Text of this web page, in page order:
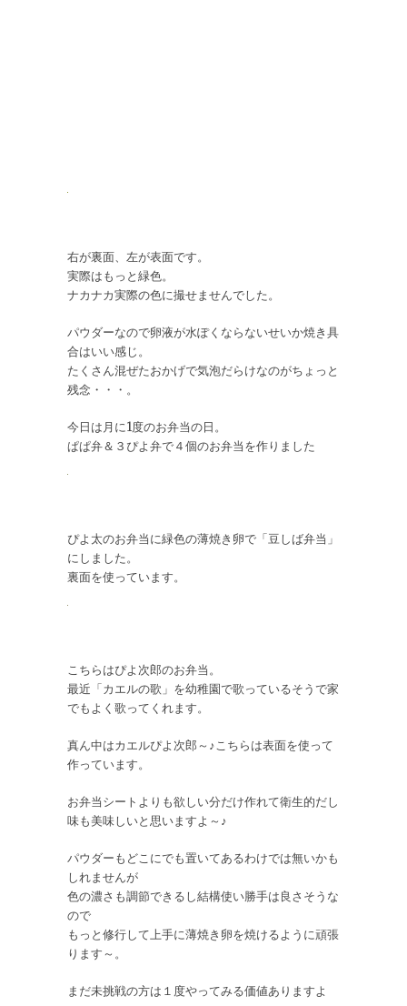
右が裏面、左が表面です。
実際はもっと緑色。
ナカナカ実際の色に撮せませんでした。
パウダーなので卵液が水ぽくならないせいか焼き具
合はいい感じ。
たくさん混ぜたおかげで気泡だらけなのがちょっと
残念・・・。
今日は月に1度のお弁当の日。
ぱぱ弁＆３ぴよ弁で４個のお弁当を作りました
ぴよ太のお弁当に緑色の薄焼き卵で「豆しば弁当」
にしました。
裏面を使っています。
こちらはぴよ次郎のお弁当。
最近「カエルの歌」を幼稚園で歌っているそうで家
でもよく歌ってくれます。
真ん中はカエルぴよ次郎～♪こちらは表面を使って
作っています。
お弁当シートよりも欲しい分だけ作れて衛生的だし
味も美味しいと思いますよ～♪
パウダーもどこにでも置いてあるわけでは無いかも
しれませんが
色の濃さも調節できるし結構使い勝手は良さそうな
ので
もっと修行して上手に薄焼き卵を焼けるように頑張
ります～。
まだ未挑戦の方は１度やってみる価値ありますよ